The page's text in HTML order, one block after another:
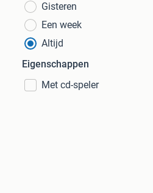
Gisteren
Een week
Altijd
Eigenschappen
Met cd-speler